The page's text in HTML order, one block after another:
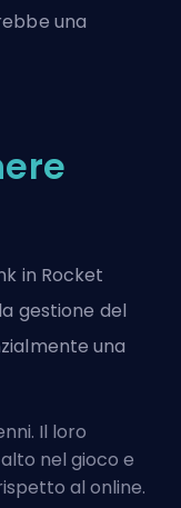
una
in Rocket
gestione del
una
Il loro
nel gioco e
al online.